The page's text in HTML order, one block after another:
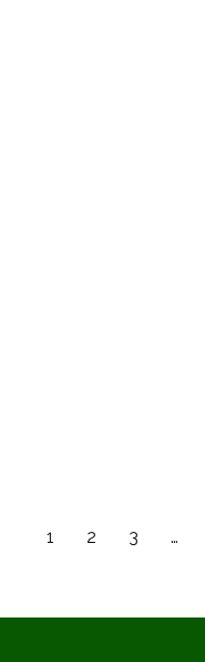
1 2 3 …